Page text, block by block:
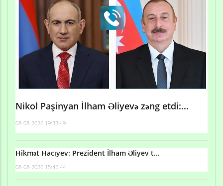
Nikol Paşinyan İlham Əliyevə zəng etdi:...
08-08-2026 19:33:49
Hikmət Hacıyev: Prezident İlham Əliyev t...
08-08-2026 15:45:44